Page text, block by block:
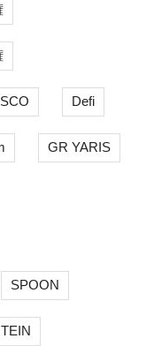
Defi
GR YARIS
SPOON
TEIN